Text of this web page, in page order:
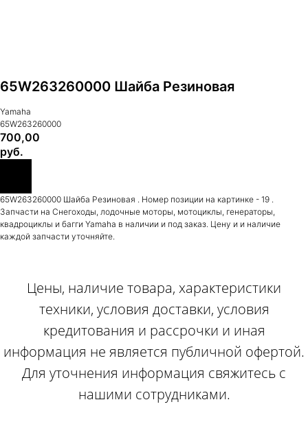
65W263260000 Шайба Резиновая
Yamaha
65W263260000
700,00
руб.
65W263260000 Шайба Резиновая . Номер позиции на картинке - 19 .
Запчасти на Снегоходы, лодочные моторы, мотоциклы, генераторы,
квадроциклы и багги Yamaha в наличии и под заказ. Цену и и наличие
каждой запчасти уточняйте.
Цены, наличие товара, характеристики
техники, условия доставки, условия
кредитования и рассрочки и иная
информация не является публичной офертой.
Для уточнения информация свяжитесь с
нашими сотрудниками.